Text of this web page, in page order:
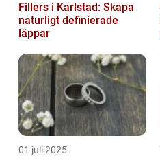
Fillers i Karlstad: Skapa
naturligt definierade
läppar
01 juli 2025